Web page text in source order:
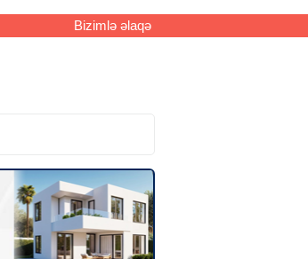
Bizimlə əlaqə